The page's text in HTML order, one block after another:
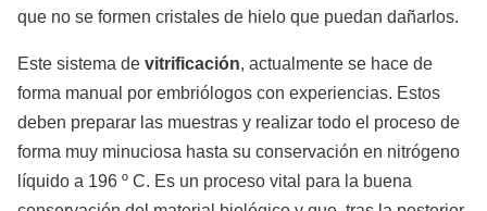
que no se formen cristales de hielo que puedan dañarlos.
Este sistema de vitrificación, actualmente se hace de
forma manual por embriólogos con experiencias. Estos
deben preparar las muestras y realizar todo el proceso de
forma muy minuciosa hasta su conservación en nitrógeno
líquido a 196 º C. Es un proceso vital para la buena